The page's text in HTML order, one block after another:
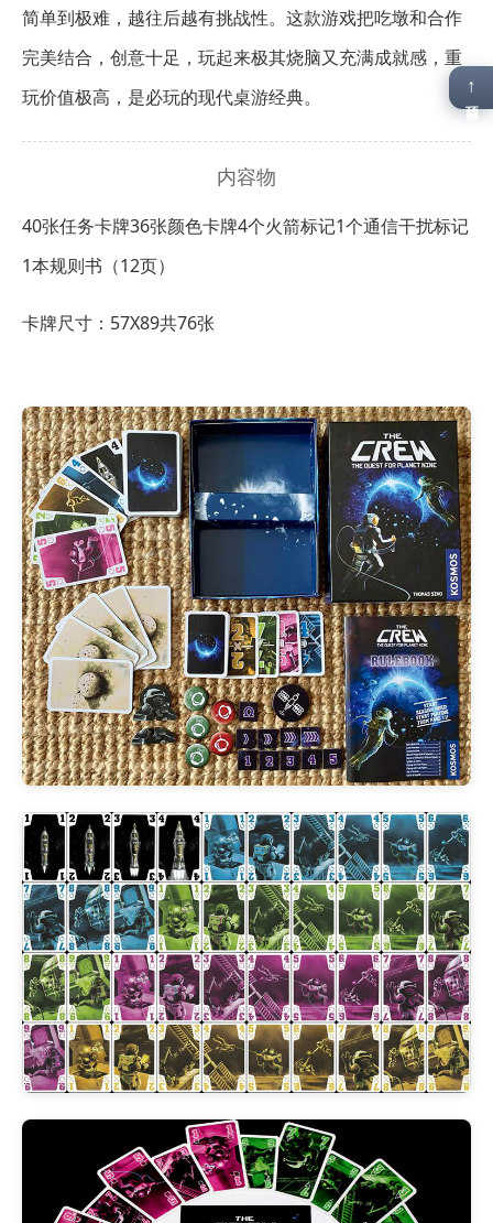
简单到极难，越往后越有挑战性。这款游戏把吃墩和合作
完美结合，创意十足，玩起来极其烧脑又充满成就感，重
玩价值极高，是必玩的现代桌游经典。
内容物
40张任务卡牌36张颜色卡牌4个火箭标记1个通信干扰标记
1本规则书（12页）
卡牌尺寸：57X89共76张
↑